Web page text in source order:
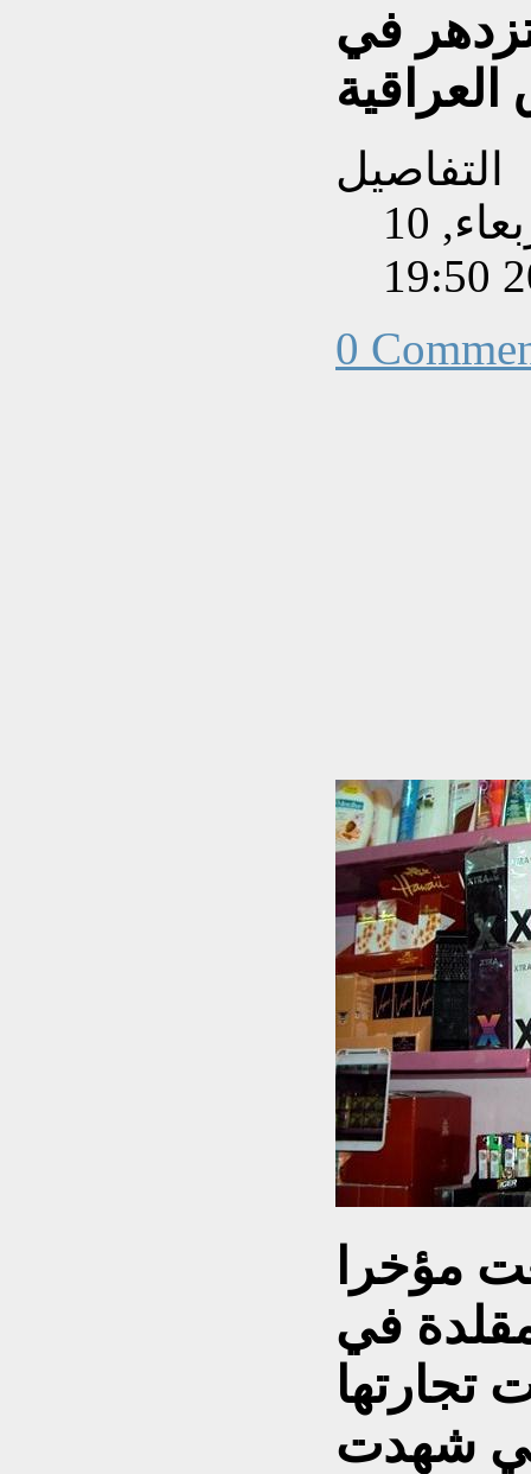
في
العراقية
التفاصيل
تم إنشاءه بتاريخ الأربعاء, 10
0
مؤخرا
في
تجارتها
شهدت